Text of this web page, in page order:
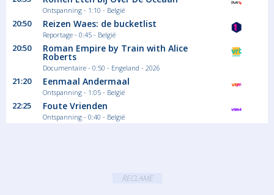
Ontspanning - 1:10 - België
20:50 Reizen Waes: de bucketlist
Reportage - 0:45 - België
20:50 Roman Empire by Train with Alice
Roberts
Documentaire - 0:50 - Engeland - 2026
21:20 Eenmaal Andermaal
Ontspanning - 1:05 - België
22:25 Foute Vrienden
Ontspanning - 0:40 - België
RECLAME